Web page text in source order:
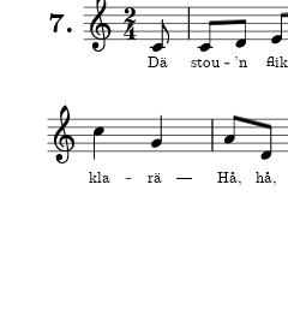
stou ’n flik
Dä
7.
kla rä   — Hå, hå,